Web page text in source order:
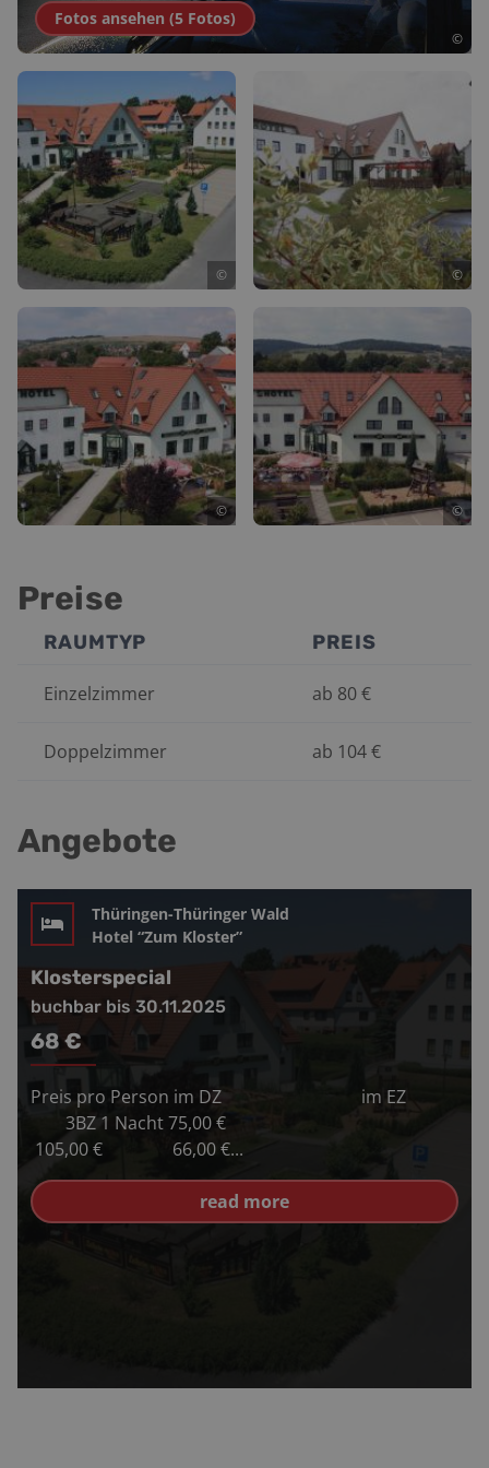
©
Fotos ansehen (5 Fotos)
© ©
© ©
Preise
RAUMTYP PREIS
Einzelzimmer ab 80€
Doppelzimmer ab 104€
Angebote
Thüringen-Thüringer Wald
Hotel “Zum Kloster”
Klosterspecial
buchbar bis 30.11.2025
68 €
Preis pro Person im DZ im EZ
3BZ 1 Nacht 75,00 €
105,00 € 66,00 €...
read more